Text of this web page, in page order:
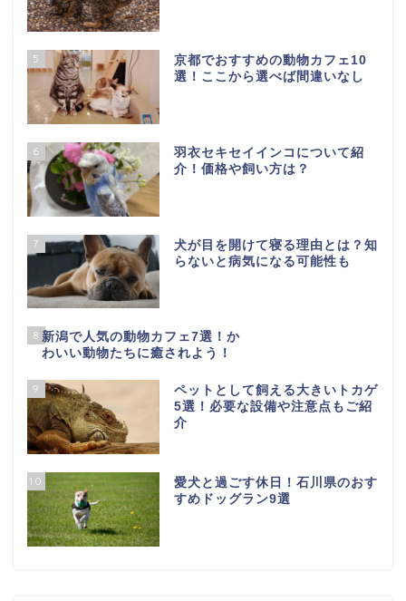
5
京都でおすすめの動物カフェ10
選！ここから選べば間違いなし
6
羽衣セキセイインコについて紹
介！価格や飼い方は？
7
犬が目を開けて寝る理由とは？知
らないと病気になる可能性も
8 新潟で人気の動物カフェ7選！か
わいい動物たちに癒されよう！
9
ペットとして飼える大きいトカゲ
5選！必要な設備や注意点もご紹
介
10
愛犬と過ごす休日！石川県のおす
すめドッグラン9選